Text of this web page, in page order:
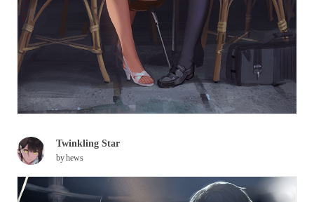
Twinkling Star
byhews